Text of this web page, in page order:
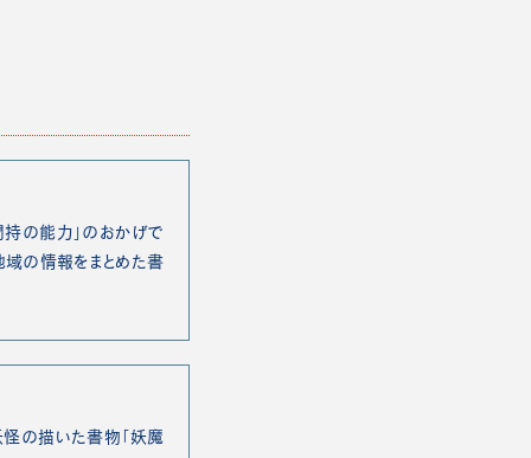
の能力」のおかげで
の情報をまとめた書
の描いた書物「妖魔